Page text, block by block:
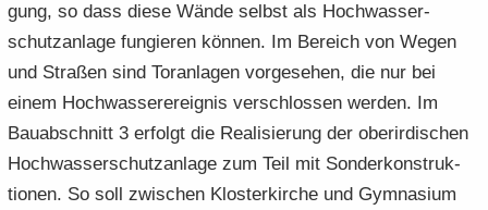
gung, so dass diese Wände selbst als Hoch­was­ser­
schutz­an­la­ge fun­gie­ren kön­nen. Im Be­reich von Wegen
und Stra­ßen sind Tor­an­la­gen vor­ge­se­hen, die nur bei
einem Hoch­was­ser­er­eig­nis ver­schlos­sen wer­den. Im
Bau­ab­schnitt 3 er­folgt die Rea­li­sie­rung der ober­ir­di­schen
Hoch­was­ser­schutz­an­la­ge zum Teil mit Son­der­kon­struk­
tio­nen. So soll zwi­schen Klos­ter­kir­che und Gym­na­si­um